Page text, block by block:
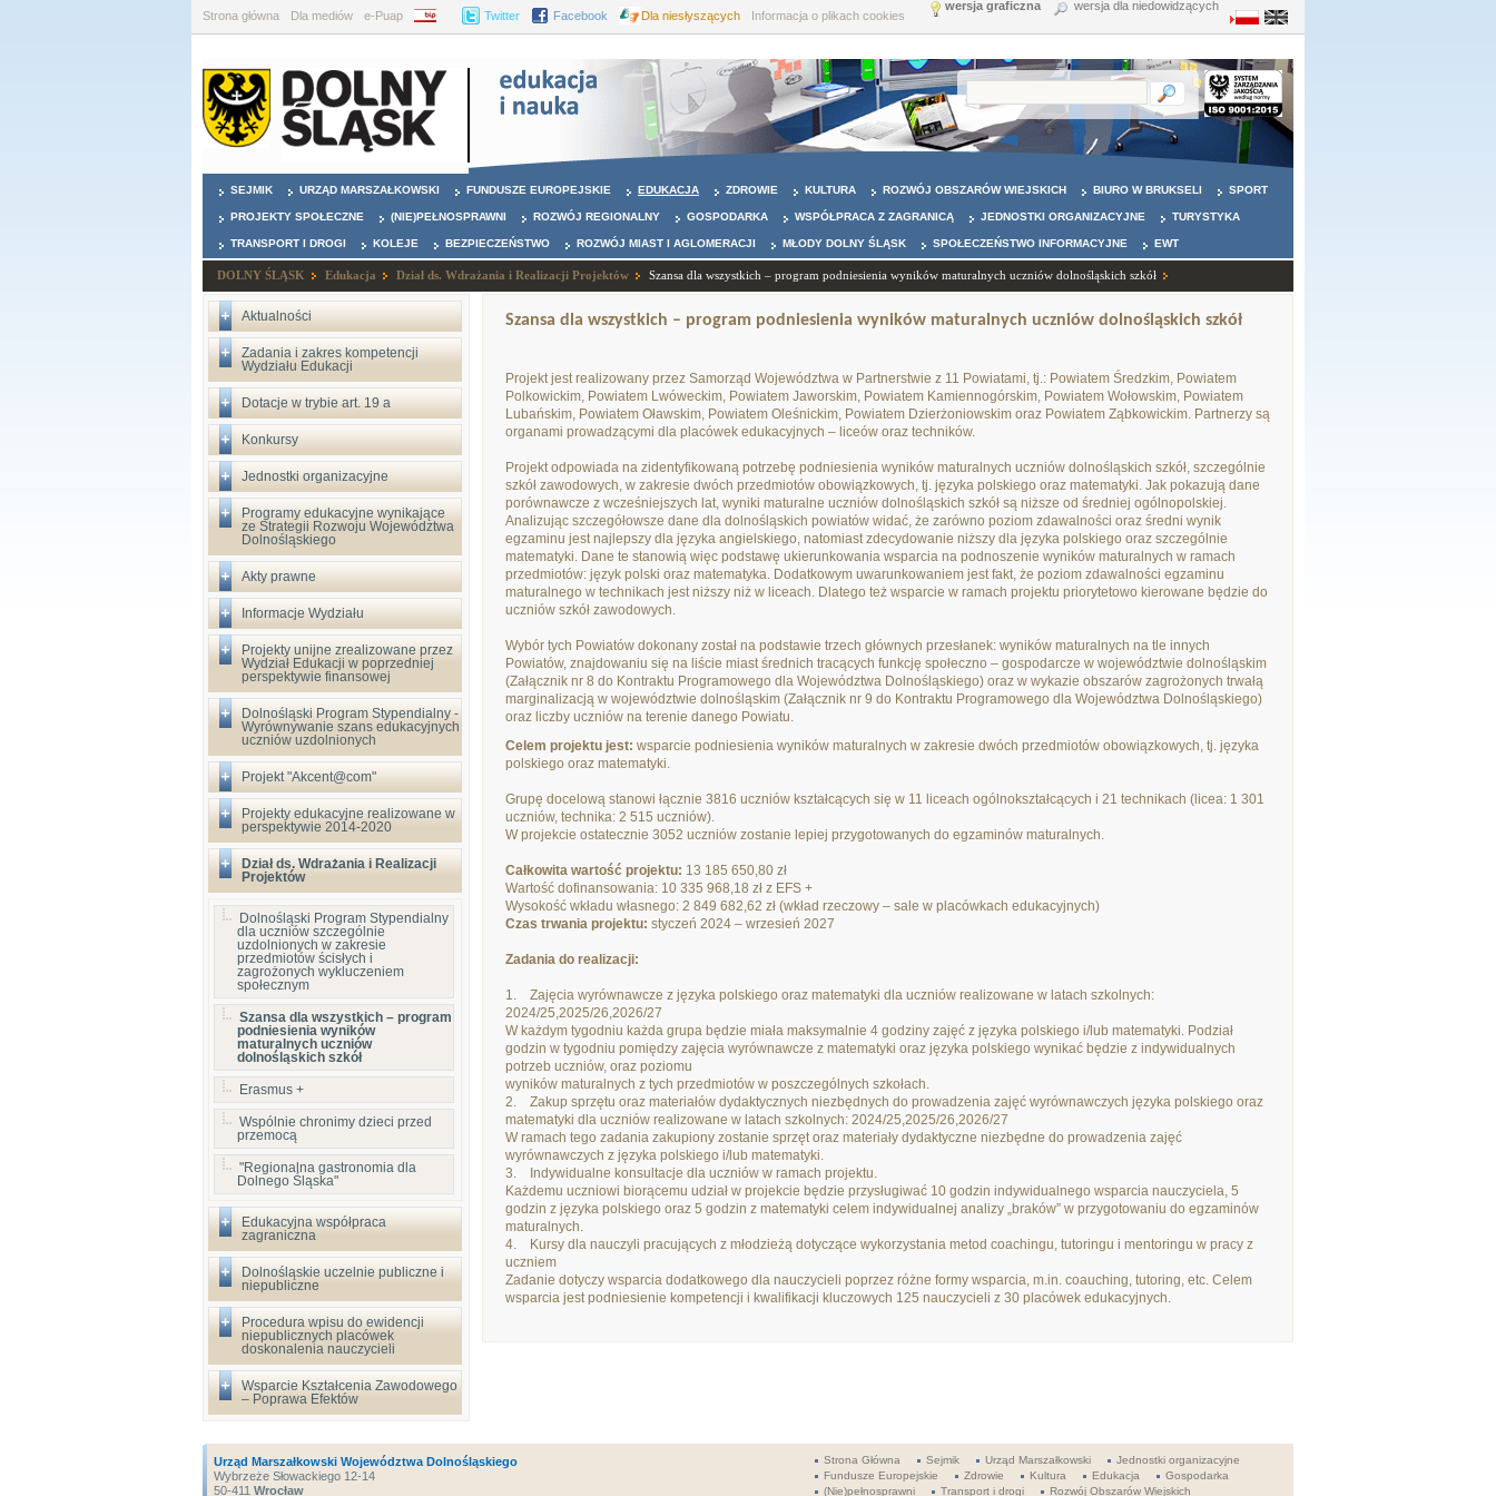
Strona główna Dla mediów e-Puap BIP Twitter Facebook Dla niesłyszących Informacja o plikach cookies
wersja graficzna wersja dla niedowidzących
SEJMIK URZĄD MARSZAŁKOWSKI FUNDUSZE EUROPEJSKIE EDUKACJA ZDROWIE KULTURA ROZWÓJ OBSZARÓW WIEJSKICH BIURO W BRUKSELI SPORT
PROJEKTY SPOŁECZNE (NIE)PEŁNOSPRAWNI ROZWÓJ REGIONALNY GOSPODARKA WSPÓŁPRACA Z ZAGRANICĄ JEDNOSTKI ORGANIZACYJNE TURYSTYKA
TRANSPORT I DROGI KOLEJE BEZPIECZEŃSTWO ROZWÓJ MIAST I AGLOMERACJI MŁODY DOLNY ŚLĄSK SPOŁECZEŃSTWO INFORMACYJNE EWT
DOLNY ŚLĄSK Edukacja Dział ds. Wdrażania i Realizacji Projektów Szansa dla wszystkich – program podniesienia wyników maturalnych uczniów dolnośląskich szkół
Aktualności
Zadania i zakres kompetencji
Wydziału Edukacji
Dotacje w trybie art. 19 a
Konkursy
Jednostki organizacyjne
Programy edukacyjne wynikające
ze Strategii Rozwoju Województwa
Dolnośląskiego
Akty prawne
Informacje Wydziału
Projekty unijne zrealizowane przez
Wydział Edukacji w poprzedniej
perspektywie finansowej
Dolnośląski Program Stypendialny -
Wyrównywanie szans edukacyjnych
uczniów uzdolnionych
Projekt "Akcent@com"
Projekty edukacyjne realizowane w
perspektywie 2014-2020
Dział ds. Wdrażania i Realizacji
Projektów
Dolnośląski Program Stypendialny
dla uczniów szczególnie
uzdolnionych w zakresie
przedmiotów ścisłych i
zagrożonych wykluczeniem
społecznym
Szansa dla wszystkich – program
podniesienia wyników
maturalnych uczniów
dolnośląskich szkół
Erasmus +
Wspólnie chronimy dzieci przed
przemocą
"Regionalna gastronomia dla
Dolnego Śląska"
Edukacyjna współpraca
zagraniczna
Dolnośląskie uczelnie publiczne i
niepubliczne
Procedura wpisu do ewidencji
niepublicznych placówek
doskonalenia nauczycieli
Wsparcie Kształcenia Zawodowego
– Poprawa Efektów
Szansa dla wszystkich – program podniesienia wyników maturalnych uczniów dolnośląskich szkół
Projekt jest realizowany przez Samorząd Województwa w Partnerstwie z 11 Powiatami, tj.: Powiatem Średzkim, Powiatem
Polkowickim, Powiatem Lwóweckim, Powiatem Jaworskim, Powiatem Kamiennogórskim, Powiatem Wołowskim, Powiatem
Lubańskim, Powiatem Oławskim, Powiatem Oleśnickim, Powiatem Dzierżoniowskim oraz Powiatem Ząbkowickim. Partnerzy są
organami prowadzącymi dla placówek edukacyjnych – liceów oraz techników.
Projekt odpowiada na zidentyfikowaną potrzebę podniesienia wyników maturalnych uczniów dolnośląskich szkół, szczególnie
szkół zawodowych, w zakresie dwóch przedmiotów obowiązkowych, tj. języka polskiego oraz matematyki. Jak pokazują dane
porównawcze z wcześniejszych lat, wyniki maturalne uczniów dolnośląskich szkół są niższe od średniej ogólnopolskiej.
Analizując szczegółowsze dane dla dolnośląskich powiatów widać, że zarówno poziom zdawalności oraz średni wynik
egzaminu jest najlepszy dla języka angielskiego, natomiast zdecydowanie niższy dla języka polskiego oraz szczególnie
matematyki. Dane te stanowią więc podstawę ukierunkowania wsparcia na podnoszenie wyników maturalnych w ramach
przedmiotów: język polski oraz matematyka. Dodatkowym uwarunkowaniem jest fakt, że poziom zdawalności egzaminu
maturalnego w technikach jest niższy niż w liceach. Dlatego też wsparcie w ramach projektu priorytetowo kierowane będzie do
uczniów szkół zawodowych.
Wybór tych Powiatów dokonany został na podstawie trzech głównych przesłanek: wyników maturalnych na tle innych
Powiatów, znajdowaniu się na liście miast średnich tracących funkcję społeczno – gospodarcze w województwie dolnośląskim
(Załącznik nr 8 do Kontraktu Programowego dla Województwa Dolnośląskiego) oraz w wykazie obszarów zagrożonych trwałą
marginalizacją w województwie dolnośląskim (Załącznik nr 9 do Kontraktu Programowego dla Województwa Dolnośląskiego)
oraz liczby uczniów na terenie danego Powiatu.
Celem projektu jest: wsparcie podniesienia wyników maturalnych w zakresie dwóch przedmiotów obowiązkowych, tj. języka
polskiego oraz matematyki.
Grupę docelową stanowi łącznie 3816 uczniów kształcących się w 11 liceach ogólnokształcących i 21 technikach (licea: 1 301
uczniów, technika: 2 515 uczniów).
W projekcie ostatecznie 3052 uczniów zostanie lepiej przygotowanych do egzaminów maturalnych.
Całkowita wartość projektu: 13 185 650,80 zł
Wartość dofinansowania: 10 335 968,18 zł z EFS +
Wysokość wkładu własnego: 2 849 682,62 zł (wkład rzeczowy – sale w placówkach edukacyjnych)
Czas trwania projektu: styczeń 2024 – wrzesień 2027
Zadania do realizacji:
1. Zajęcia wyrównawcze z języka polskiego oraz matematyki dla uczniów realizowane w latach szkolnych:
2024/25,2025/26,2026/27
W każdym tygodniu każda grupa będzie miała maksymalnie 4 godziny zajęć z języka polskiego i/lub matematyki. Podział
godzin w tygodniu pomiędzy zajęcia wyrównawcze z matematyki oraz języka polskiego wynikać będzie z indywidualnych
potrzeb uczniów, oraz poziomu
wyników maturalnych z tych przedmiotów w poszczególnych szkołach.
2. Zakup sprzętu oraz materiałów dydaktycznych niezbędnych do prowadzenia zajęć wyrównawczych języka polskiego oraz
matematyki dla uczniów realizowane w latach szkolnych: 2024/25,2025/26,2026/27
W ramach tego zadania zakupiony zostanie sprzęt oraz materiały dydaktyczne niezbędne do prowadzenia zajęć
wyrównawczych z języka polskiego i/lub matematyki.
3. Indywidualne konsultacje dla uczniów w ramach projektu.
Każdemu uczniowi biorącemu udział w projekcie będzie przysługiwać 10 godzin indywidualnego wsparcia nauczyciela, 5
godzin z języka polskiego oraz 5 godzin z matematyki celem indywidualnej analizy „braków” w przygotowaniu do egzaminów
maturalnych.
4. Kursy dla nauczyli pracujących z młodzieżą dotyczące wykorzystania metod coachingu, tutoringu i mentoringu w pracy z
uczniem
Zadanie dotyczy wsparcia dodatkowego dla nauczycieli poprzez różne formy wsparcia, m.in. coauching, tutoring, etc. Celem
wsparcia jest podniesienie kompetencji i kwalifikacji kluczowych 125 nauczycieli z 30 placówek edukacyjnych.
Urząd Marszałkowski Województwa Dolnośląskiego
Wybrzeże Słowackiego 12-14
50-411 Wrocław
Strona Główna Sejmik Urząd Marszałkowski
Jednostki organizacyjne
Fundusze Europejskie
Zdrowie Kultura Edukacja
Gospodarka
(Nie)pełnosprawni
Transport i drogi Rozwój Obszarów Wiejskich